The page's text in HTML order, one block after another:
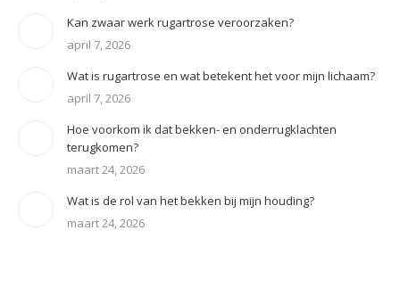
Kan zwaar werk rugartrose veroorzaken?
april 7, 2026
Wat is rugartrose en wat betekent het voor mijn lichaam?
april 7, 2026
Hoe voorkom ik dat bekken- en onderrugklachten
terugkomen?
maart 24, 2026
Wat is de rol van het bekken bij mijn houding?
maart 24, 2026